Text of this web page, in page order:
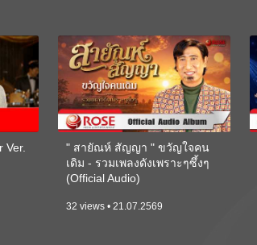
" สายัณห์ สัญญา " ขวัญใจคน
เดิม - รวมเพลงดังเพราะๆซึ้งๆ
(Official Audio)
32 views • 21.07.2569